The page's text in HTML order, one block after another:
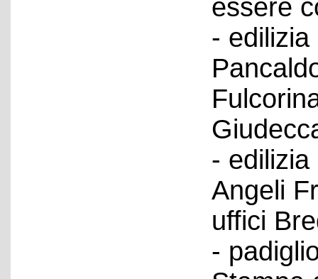
essere
-
-
Angeli
uffici
-